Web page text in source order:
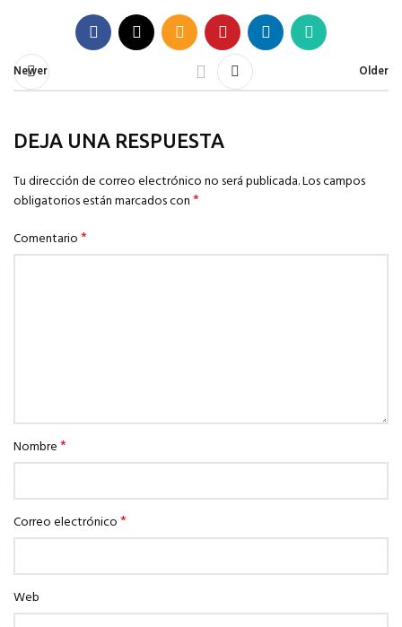
Newer Older
DEJA UNA RESPUESTA
Tu dirección de correo electrónico no será publicada.Los campos
obligatorios están marcados con*
Comentario*
Nombre*
Correo electrónico*
Web